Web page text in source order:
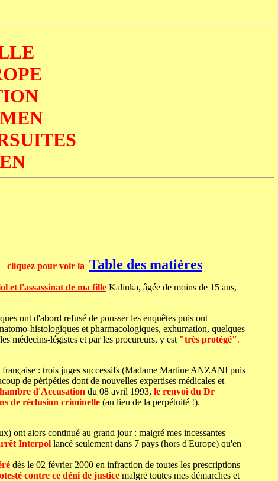
cliquez pour voir la Table des matières
et l'assassinat de ma fille Kalinka, âgée de moins de 15 ans,
ont d'abord refusé de pousser les enquêtes puis ont
histologiques et pharmacologiques, exhumation, quelques
médecins-légistes et par les procureurs, y est "très protégé".
: trois juges successifs (Madame Martine ANZANI puis
de péripéties dont de nouvelles expertises médicales et
d'Accusation du 08 avril 1993, le renvoi du Dr
de réclusion criminelle (au lieu de la perpétuité !).
ont alors continué au grand jour : malgré mes incessantes
Interpol lancé seulement dans 7 pays (hors d'Europe) qu'en
dès le 02 février 2000 en infraction de toutes les prescriptions
contre ce déni de justice malgré toutes mes démarches et